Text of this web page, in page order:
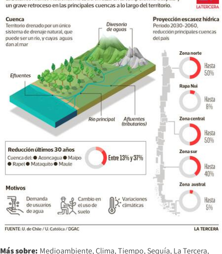
Más sobre: Medioambiente Clima Tiempo Sequía La Tercera